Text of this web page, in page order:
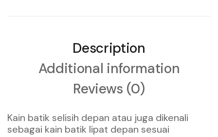
Description
Additional information
Reviews (0)
Kain batik selisih depan atau juga dikenali
sebagai kain batik lipat depan sesuai